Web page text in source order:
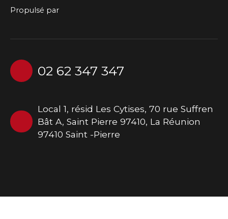
Propulsé par
02 62 347 347
Local 1, résid Les Cytises, 70 rue Suffren
Bât A, Saint Pierre 97410, La Réunion
97410 Saint -Pierre